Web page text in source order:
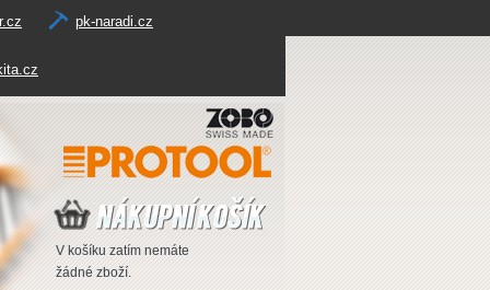
pk-naradi.cz
V košíku zatím nemáte
žádné zboží.